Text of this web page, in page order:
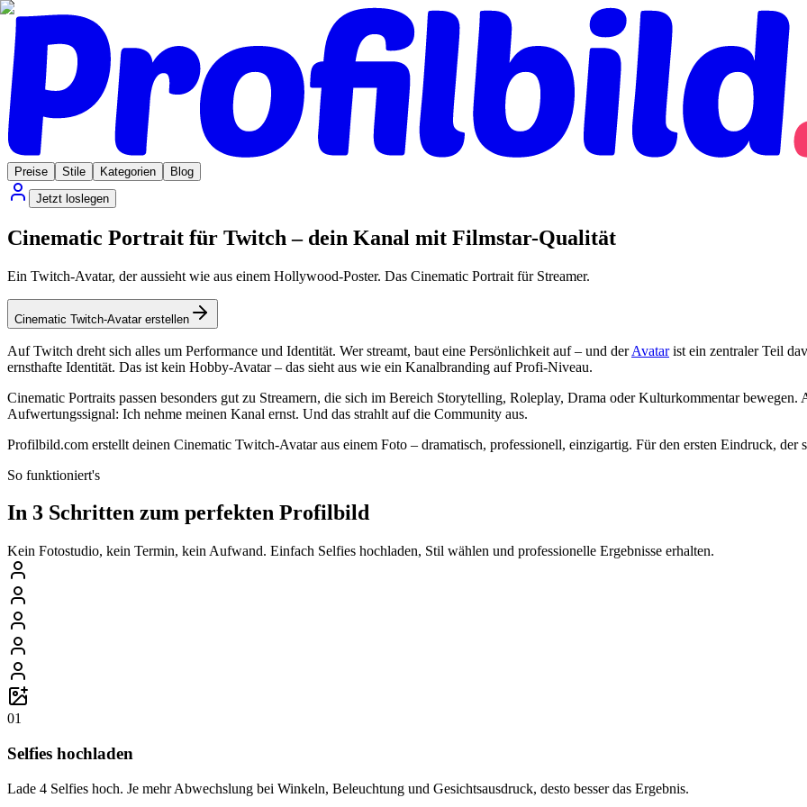
Preise Stile Kategorien
Blog
Jetzt loslegen
Cinematic Portrait für Twitch – dein Kanal mit Filmstar-Qualität
Ein Twitch-Avatar, der aussieht wie aus einem Hollywood-Poster. Das Cinematic Portrait für Streamer.
Cinematic Twitch-Avatar erstellen
Auf Twitch dreht sich alles um Performance und Identität. Wer streamt, baut eine Persönlichkeit auf – und derAvatarist ein zentraler Teil
ernsthafte Identität. Das ist kein Hobby-Avatar – das sieht aus wie ein Kanalbranding auf Profi-Niveau.
Cinematic Portraits passen besonders gut zu Streamern, die sich im Bereich Storytelling, Roleplay, Drama oder Kulturkommentar bewegen.
Aufwertungssignal: Ich nehme meinen Kanal ernst. Und das strahlt auf die Community aus.
Profilbild.com erstellt deinen Cinematic Twitch-Avatar aus einem Foto – dramatisch, professionell, einzigartig. Für den ersten Eindruck, der
So funktioniert's
In 3 Schritten zum perfekten Profilbild
Kein Fotostudio, kein Termin, kein Aufwand. Einfach Selfies hochladen, Stil wählen und professionelle Ergebnisse erhalten.
01
Selfies hochladen
Lade 4 Selfies hoch. Je mehr Abwechslung bei Winkeln, Beleuchtung und Gesichtsausdruck, desto besser das Ergebnis.